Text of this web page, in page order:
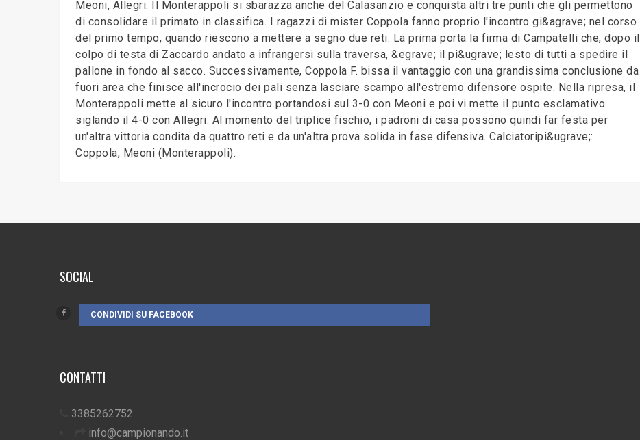
Meoni, Allegri. Il Monterappoli si sbarazza anche del Calasanzio e conquista altri tre punti che gli permettono
di consolidare il primato in classifica. I ragazzi di mister Coppola fanno proprio l'incontro gi&agrave; nel corso
del primo tempo, quando riescono a mettere a segno due reti. La prima porta la firma di Campatelli che, dopo il
colpo di testa di Zaccardo andato a infrangersi sulla traversa, &egrave; il pi&ugrave; lesto di tutti a spedire il
pallone in fondo al sacco. Successivamente, Coppola F. bissa il vantaggio con una grandissima conclusione da
fuori area che finisce all'incrocio dei pali senza lasciare scampo all'estremo difensore ospite. Nella ripresa, il
Monterappoli mette al sicuro l'incontro portandosi sul 3-0 con Meoni e poi vi mette il punto esclamativo
siglando il 4-0 con Allegri. Al momento del triplice fischio, i padroni di casa possono quindi far festa per
un'altra vittoria condita da quattro reti e da un'altra prova solida in fase difensiva. Calciatoripi&ugrave;:
Coppola, Meoni (Monterappoli).
SOCIAL
CONDIVIDI SU FACEBOOK
CONTATTI
3385262752
info@campionando.it